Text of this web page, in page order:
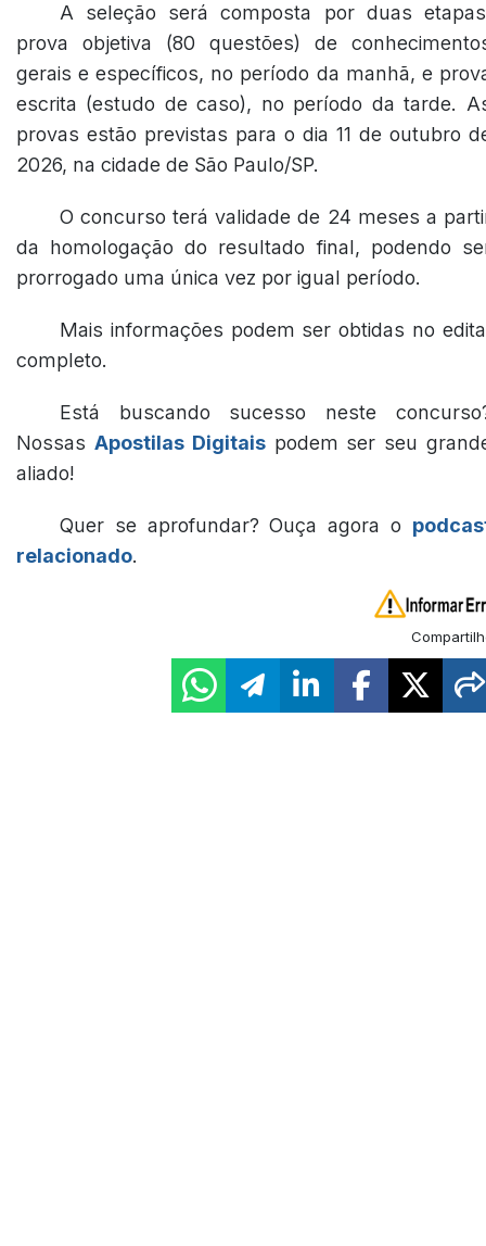
A seleção será composta por duas
prova objetiva (80 questões) de
gerais e específicos, no período da manhã, e
escrita (estudo de caso), no período da tarde.
provas estão previstas para o dia 11 de outubro
2026, na cidade de São Paulo/SP.
O concurso terá validade de 24 meses a
da homologação do resultado final, podendo
prorrogado uma única vez por igual período.
Mais informações podem ser obtidas no
completo.
Está buscando sucesso neste
Nossas Apostilas Digitaispodem ser seu
aliado!
Quer se aprofundar? Ouça agora o
relacionado.